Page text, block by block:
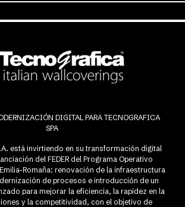
DIGITAL PARA TECNOGRAFICA
SPA
está invirtiendo en su transformación digital
del FEDER del Programa Operativo
Emilia-Romaña: renovación de la infraestructura
de procesos e introducción de un
para mejorar la eficiencia, la rapidez en la
y la competitividad, con el objetivo de